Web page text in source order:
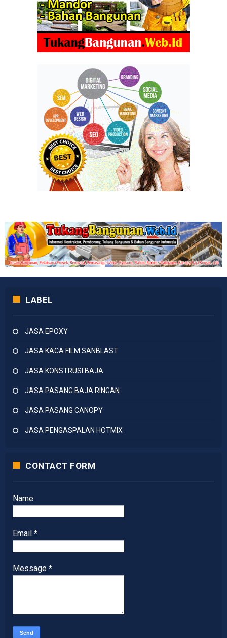
LABEL
JASA EPOXY
JASA KACA FILM SANBLAST
JASA KONSTRUSI BAJA
JASA PASANG BAJA RINGAN
JASA PASANG CANOPY
JASA PENGASPALAN HOTMIX
CONTACT FORM
Name
Email *
Message *